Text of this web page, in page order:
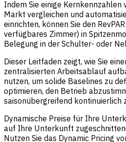
Indem Sie einige
Markt vergleichen und
einrichten, können Sie den
verfügbares Zimmer) in
Belegung in der Schulter- oder
Dieser Leitfaden zeigt, wie Sie
zentralisierten Arbeitsablauf
nutzen, um solide Baselines zu
optimieren, den Betrieb
saisonübergreifend kontinuierlich
Dynamische Preise für Ihre
auf Ihre Unterkunft
Nutzen Sie das Dynamic Pricing